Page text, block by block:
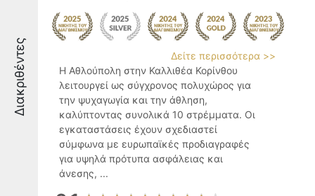
Διακριθέντες
Δείτε περισσότερα >>
Η Αθλούπολη στην Καλλιθέα Κορίνθου
λειτουργεί ως σύγχρονος πολυχώρος για
την ψυχαγωγία και την άθληση,
καλύπτοντας συνολικά 10 στρέμματα. Οι
εγκαταστάσεις έχουν σχεδιαστεί
σύμφωνα με ευρωπαϊκές προδιαγραφές
για υψηλά πρότυπα ασφάλειας και
άνεσης, ...